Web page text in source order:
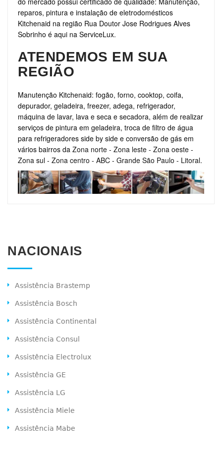
reparos, pintura e instalação de eletrodomésticos
Kitchenaid na região Rua Doutor Jose Rodrigues Alves
Sobrinho é aqui na ServiceLux.
ATENDEMOS EM SUA
REGIÃO
Manutenção Kitchenaid: fogão, forno, cooktop, coifa,
depurador, geladeira, freezer, adega, refrigerador,
máquina de lavar, lava e seca e secadora, além de realizar
serviços de pintura em geladeira, troca de filtro de água
para refrigeradores side by side e conversão de gás em
vários bairros da Zona norte - Zona leste - Zona oeste -
Zona sul - Zona centro - ABC - Grande São Paulo - Litoral.
NACIONAIS
Assistência Brastemp
Assistência Bosch
Assistência Continental
Assistência Consul
Assistência Electrolux
Assistência GE
Assistência LG
Assistência Miele
Assistência Mabe